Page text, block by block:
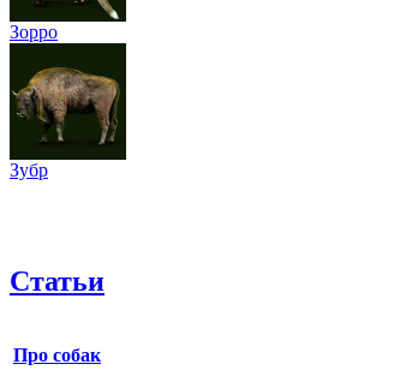
Зорро
Зубр
Статьи
Про собак